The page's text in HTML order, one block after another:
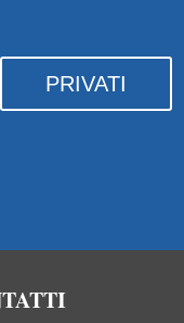
PRIVATI